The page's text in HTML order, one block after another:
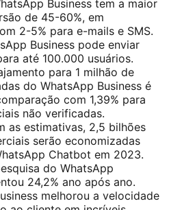
Business tem a maior
de 45-60%, em
2-5% para e-mails e SMS.
Business pode enviar
até 100.000 usuários.
para 1 milhão de
do WhatsApp Business é
com 1,39% para
não verificadas.
as estimativas, 2,5 bilhões
serão economizadas
Chatbot em 2023.
do WhatsApp
24,2% ano após ano.
melhorou a velocidade